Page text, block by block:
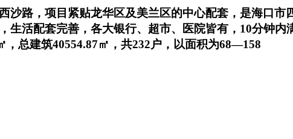
沙路，项目紧贴龙华区及美兰区的中心配套，是海口
生活配套完善，各大银行、超市、医院皆有，10分钟
，总建筑40554.87㎡，共232户，以面积为68—158